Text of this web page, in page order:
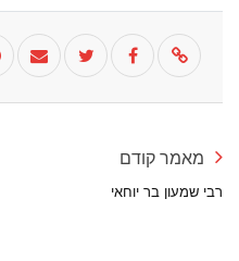
מאמר קודם
רבי שמעון בר יוחאי